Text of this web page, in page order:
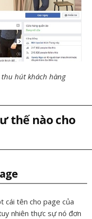
thu hút khách hàng
thế nào cho
cái tên cho page của
nhiên thực sự nó đơn